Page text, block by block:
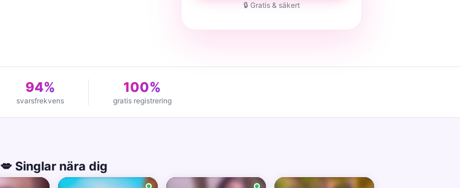
🔒 Gratis & säkert
94%
svarsfrekvens
100%
gratis registrering
💋 Singlar nära dig